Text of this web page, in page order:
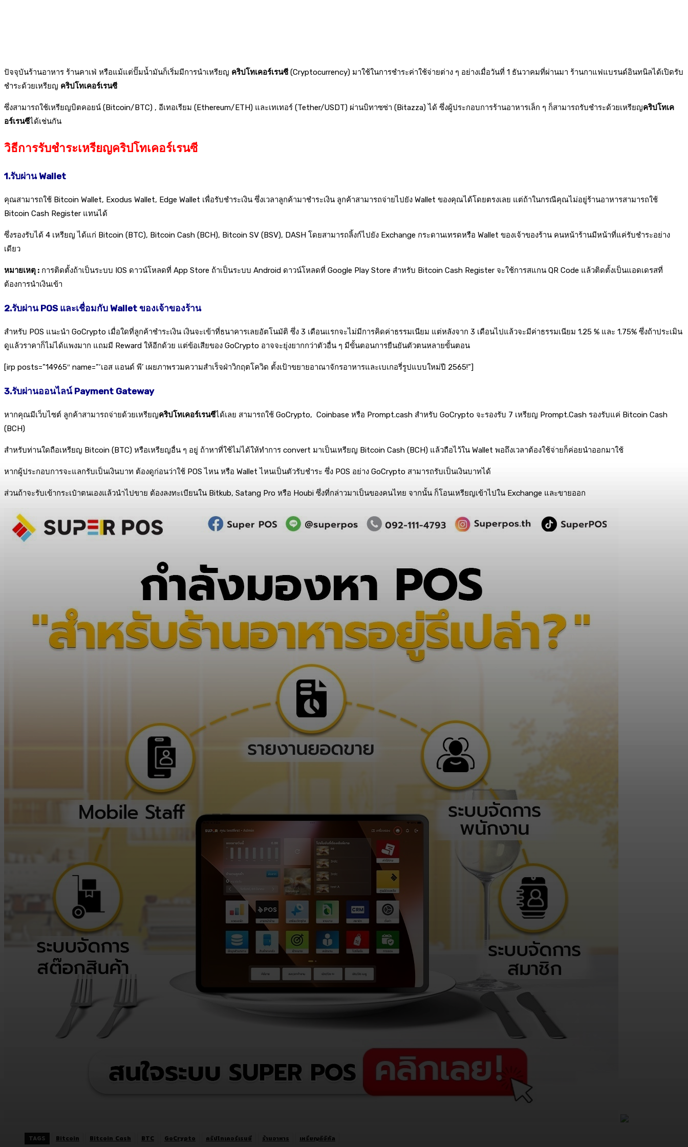
ปัจจุบันร้านอาหาร ร้านคาเฟ่ หรือแม้แต่ปั๊มน้ำมันก็เริ่มมีการนำเหรียญ คริปโทเคอร์เรนซี(Cryptocurrency) มาใช้ในการชำระค่าใช้จ่ายต่าง ๆ อย่างเมื่อวันที่ 1 ธันวาคมที่ผ่านมา ร้านกาแฟแบรนด์อินทนิลได้เปิดรับ
ชำระด้วยเหรียญ คริปโทเคอร์เรนซี
ซึ่งสามารถใช้เหรียญบิตคอยน์ (Bitcoin/BTC) , อีเทอเรียม (Ethereum/ETH) และเทเทอร์ (Tether/USDT) ผ่านบิทาซซ่า (Bitazza) ได้ ซึ่งผู้ประกอบการร้านอาหารเล็ก ๆ ก็สามารถรับชำระด้วยเหรียญคริปโทเค
อร์เรนซีได้เช่นกัน
วิธีการรับชำระเหรียญคริปโทเคอร์เรนซี
1.รับผ่านWallet
คุณสามารถใช้ Bitcoin Wallet, Exodus Wallet, Edge Wallet เพื่อรับชำระเงิน ซึ่งเวลาลูกค้ามาชำระเงิน ลูกค้าสามารถจ่ายไปยัง Wallet ของคุณได้โดยตรงเลย แต่ถ้าในกรณีคุณไม่อยู่ร้านอาหารสามารถใช้
Bitcoin Cash Register แทนได้
ซึ่งรองรับได้ 4 เหรียญ ได้แก่ Bitcoin (BTC), Bitcoin Cash (BCH), Bitcoin SV (BSV), DASH โดยสามารถลิ้งก์ไปยัง Exchange กระดานเทรดหรือ Wallet ของเจ้าของร้าน คนหน้าร้านมีหน้าที่แค่รับชำระอย่าง
เดียว
หมายเหตุ : การติดตั้งถ้าเป็นระบบ IOS ดาวน์โหลดที่ App Store ถ้าเป็นระบบ Android ดาวน์โหลดที่ Google Play Store สำหรับ Bitcoin Cash Register จะใช้การสแกน QR Code แล้วติดตั้งเป็นแอดเดรสที่
ต้องการนำเงินเข้า
2.รับผ่าน POS และเชื่อมกับ Wallet ของเจ้าของร้าน
สำหรับ POS แนะนำ GoCrypto เมื่อใดที่ลูกค้าชำระเงิน เงินจะเข้าที่ธนาคารเลยอัตโนมัติ ซึ่ง 3 เดือนแรกจะไม่มีการคิดค่าธรรมเนียม แต่หลังจาก 3 เดือนไปแล้วจะมีค่าธรรมเนียม 1.25 % และ 1.75% ซึ่งถ้าประเมิน
ดูแล้วราคาก็ไม่ได้แพงมาก แถมมี Reward ให้อีกด้วย แต่ข้อเสียของ GoCrypto อาจจะยุ่งยากกว่าตัวอื่น ๆ มีขั้นตอนการยืนยันตัวตนหลายขั้นตอน
[irp posts=”14965″ name=”‘เอส แอนด์ พี’ เผยภาพรวมความสำเร็จฝ่าวิกฤตโควิด ตั้งเป้าขยายอาณาจักรอาหารและเบเกอรี่รูปแบบใหม่ปี 2565!”]
3.รับผ่านออนไลน์ Payment Gateway
หากคุณมีเว็บไซต์ ลูกค้าสามารถจ่ายด้วยเหรียญคริปโทเคอร์เรนซีได้เลย สามารถใช้ GoCrypto, Coinbase หรือ Prompt.cash สำหรับ GoCrypto จะรองรับ 7 เหรียญ Prompt.Cash รองรับแค่ Bitcoin Cash
(BCH)
สำหรับท่านใดถือเหรียญ Bitcoin (BTC) หรือเหรียญอื่น ๆ อยู่ ถ้าหาที่ใช้ไม่ได้ให้ทำการ convert มาเป็นเหรียญ Bitcoin Cash (BCH) แล้วถือไว้ใน Wallet พอถึงเวลาต้องใช้จ่ายก็ค่อยนำออกมาใช้
หากผู้ประกอบการจะแลกรับเป็นเงินบาท ต้องดูก่อนว่าใช้ POS ไหน หรือ Wallet ไหนเป็นตัวรับชำระ ซึ่ง POS อย่าง GoCrypto สามารถรับเป็นเงินบาทได้
ส่วนถ้าจะรับเข้ากระเป๋าตนเองแล้วนำไปขาย ต้องลงทะเบียนใน Bitkub, Satang Pro หรือ Houbi ซึ่งที่กล่าวมาเป็นของคนไทย จากนั้น ก็โอนเหรียญเข้าไปใน Exchange และขายออก
TAGS Bitcoin Bitcoin Cash BTC GoCrypto คริปโทเคอร์เรนซี ร้านอาหาร เหรียญดิจิทัล